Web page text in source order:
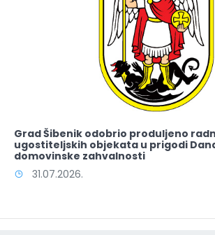
Grad Šibenik odobrio produljeno
ugostiteljskih objekata u prigodi
domovinske zahvalnosti
31.07.2026.